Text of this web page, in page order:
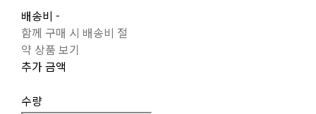
배송비 -
함께 구매 시 배송비 절
약 상품 보기
추가 금액
수량